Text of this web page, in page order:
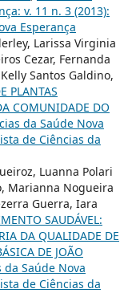
v. 11 n. 3 (2013):
Esperança
Larissa Virginia
Cezar, Fernanda
Santos Galdino,
PLANTAS
COMUNIDADE DO
da Saúde Nova
de Ciências da
Luanna Polari
Marianna Nogueira
Guerra, Iara
SAUDÁVEL:
DA QUALIDADE DE
DE JOÃO
da Saúde Nova
de Ciências da